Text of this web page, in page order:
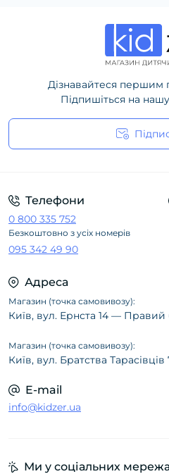
Дізнавайтеся першим
Підпишіться на
Телефони
0 800 335 752
Безкоштовно з усіх номерів
095 342 49 90
Адреса
Магазин (точка самовивозу):
Київ, вул. Ернста 14 — Правий
Магазин (точка самовивозу):
Київ, вул. Братства
E-mail
info@kidzer.ua
Ми у соціальних